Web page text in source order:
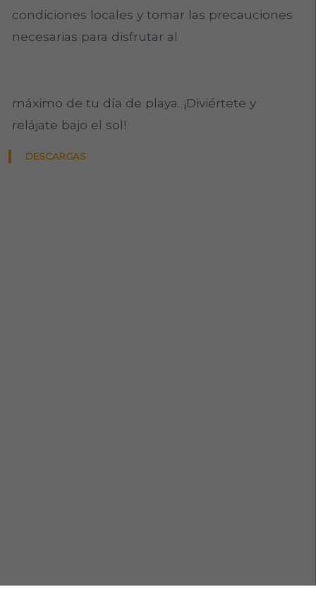
condiciones locales y tomar las precauciones
necesarias para disfrutar al
máximo de tu día de playa. ¡Diviértete y
relájate bajo el sol!
DESCARGAS